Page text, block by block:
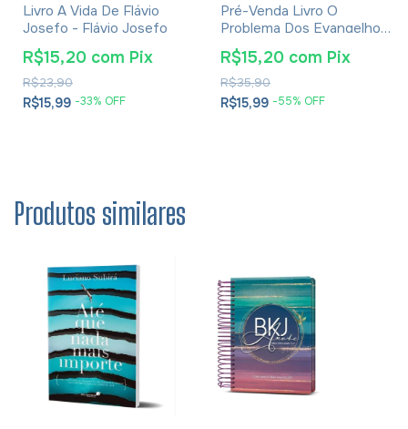
Livro A Vida De Flávio
Josefo - Flávio Josefo
R$15,99 -33% OFF
R$23,90
R$15,20 com Pix
Pré-Venda Livro O
Problema Dos Evangelhos
E Soluções- Eusébio De
Cesareia
R$15,99 -55% OFF
R$35,90
R$15,20 com Pix
Produtos similares